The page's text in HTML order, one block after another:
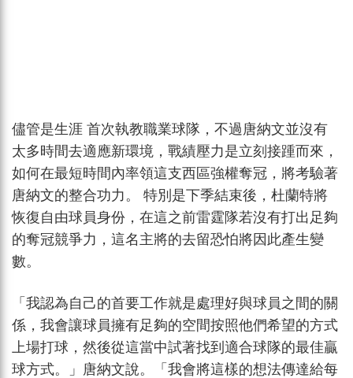
儘管是生涯 首次執教職業球隊，不過唐納文並沒有
太多時間去適應新環境，戰績壓力是立刻接踵而來，
如何在最短時間內率領這支西區強權奪冠，將考驗著
唐納文的整合功力。 特別是下季結束後，杜蘭特將
恢復自由球員身份，在這之前雷霆隊若沒有打出足夠
的奪冠競爭力，這名主將的去留恐怕將因此產生變
數。
「我認為自己的首要工作就是處理好與球員之間的關
係，我會讓球員擁有足夠的空間按照他們希望的方式
上場打球，然後從這當中試著找到適合球隊的最佳贏
球方式。」唐納文說。「我會將這樣的想法傳達給每